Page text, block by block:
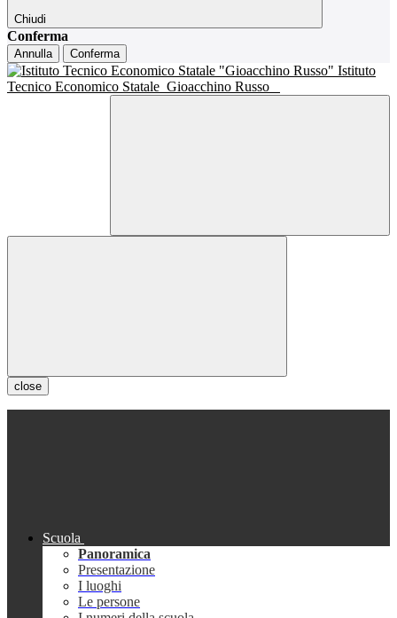
Chiudi
Conferma
Annulla Conferma
Istituto
Tecnico Economico Statale Gioacchino Russo
close
Scuola
Panoramica
Presentazione
I luoghi
Le persone